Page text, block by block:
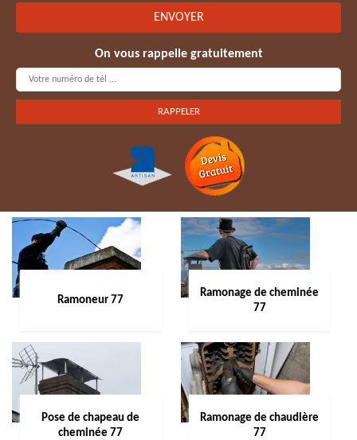
On vous rappelle gratuitement
Ramoneur 77
Ramonage de cheminée
77
Pose de chapeau de
cheminée 77
Ramonage de chaudière
77